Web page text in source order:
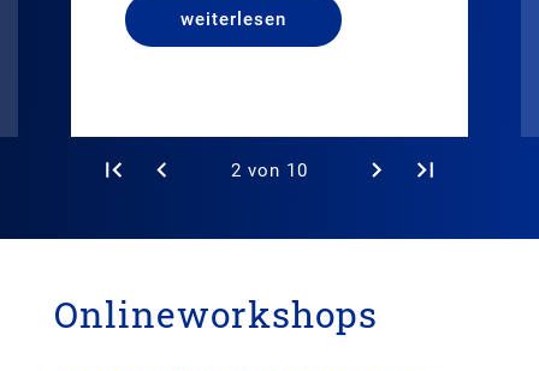
weiterlesen
2 von 10
Onlineworkshops